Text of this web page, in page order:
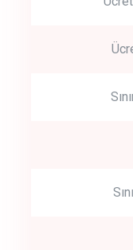
Start by trying our service